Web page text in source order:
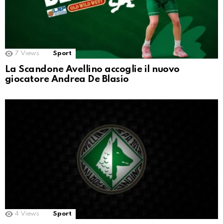
7 Views Sport
La Scandone Avellino accoglie il nuovo
giocatore Andrea De Blasio
4 Views Sport